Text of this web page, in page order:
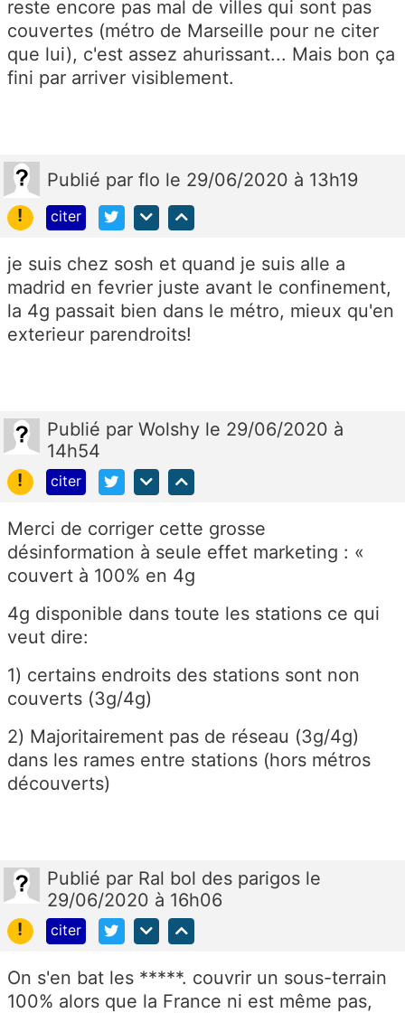
reste encore pas mal de villes qui sont pas
couvertes (métro de Marseille pour ne citer
que lui), c'est assez ahurissant... Mais bon ça
fini par arriver visiblement.
Publié par flo le 29/06/2020 à 13h19
!
citer
je suis chez sosh et quand je suis alle a
madrid en fevrier juste avant le confinement,
la 4g passait bien dans le métro, mieux qu'en
exterieur parendroits!
Publié par Wolshy le 29/06/2020 à
14h54
!
citer
Merci de corriger cette grosse
désinformation à seule effet marketing : «
couvert à 100% en 4g
4g disponible dans toute les stations ce qui
veut dire:
1) certains endroits des stations sont non
couverts (3g/4g)
2) Majoritairement pas de réseau (3g/4g)
dans les rames entre stations (hors métros
découverts)
Publié par Ral bol des parigos le
29/06/2020 à 16h06
!
citer
On s'en bat les *****. couvrir un sous-terrain
100% alors que la France ni est même pas,